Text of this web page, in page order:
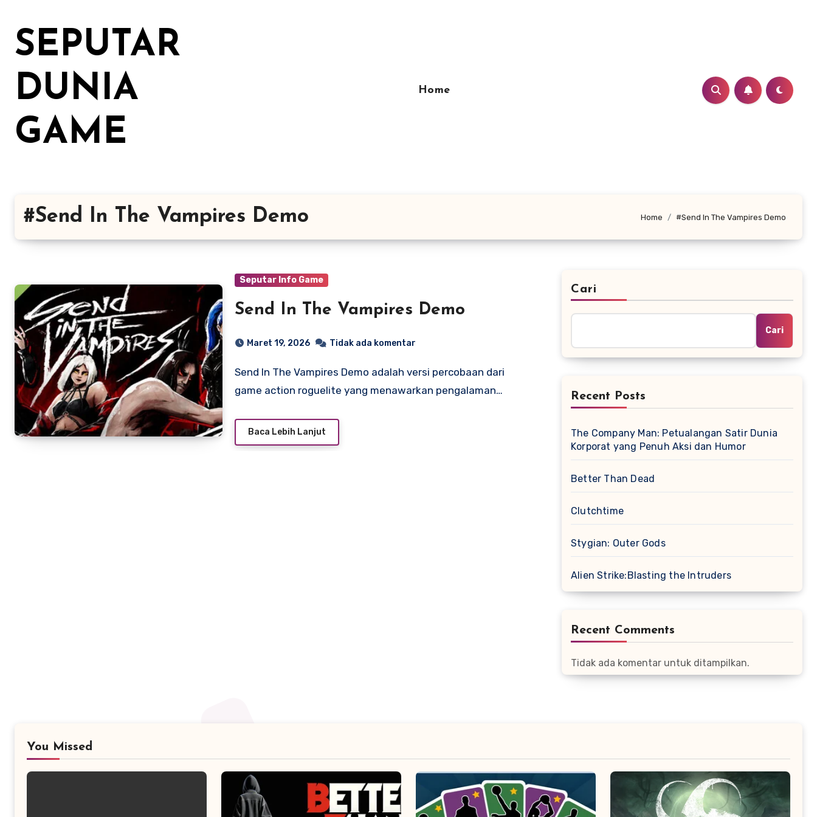
kontenSEPUTAR
DUNIA
GAME
Home
#Send In The Vampires Demo Home #Send In The Vampires Demo
Seputar Info Game
Send In The Vampires Demo
Maret 19, 2026 Tidak ada komentar
Send In The Vampires Demo adalah versi percobaan dari
game action roguelite yang menawarkan pengalaman…
Baca Lebih Lanjut
Cari
Cari
Recent Posts
The Company Man: Petualangan Satir Dunia
Korporat yang Penuh Aksi dan Humor
Better Than Dead
Clutchtime
Stygian: Outer Gods
Alien Strike:Blasting the Intruders
Recent Comments
Tidak ada komentar untuk ditampilkan.
You Missed